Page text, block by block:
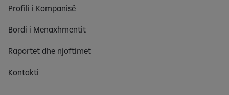
Profili i Kompanisë
Bordi i Menaxhmentit
Raportet dhe njoftimet
Kontakti